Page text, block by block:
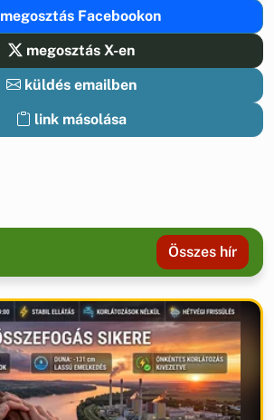
megosztás Facebookon
megosztás X-en
küldés emailben
link másolása
Összes hír